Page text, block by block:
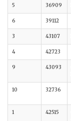
5 36909
6 39112
3 43107
4 42723
9 43093
10 32736
1 42515